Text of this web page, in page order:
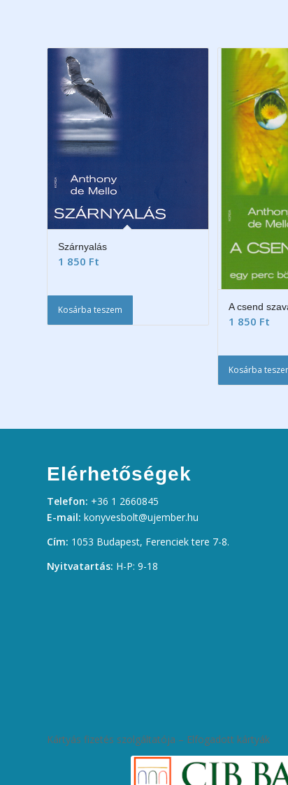
Szárnyalás
1 850 Ft
Kosárba teszem A csend
1 850 Ft
Kosárba
Elérhetőségek
Telefon: +36 1 2660845
E-mail: konyvesbolt@ujember.hu
Cím: 1053 Budapest, Ferenciek tere 7-8.
Nyitvatartás: H-P: 9-18
Kártyás fizetés szolgáltatója – Elfogadott kártyák